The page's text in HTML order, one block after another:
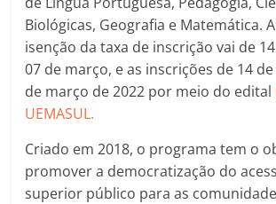
Biológicas, Geografia e Matemática.
isenção da taxa de inscrição vai de
07 de março, e as inscrições de 14
de março de 2022 por meio do edital
UEMASUL.
Criado em 2018, o programa tem o
promover a democratização do
superior público para as